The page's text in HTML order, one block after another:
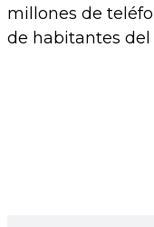
millones de
de habitantes del